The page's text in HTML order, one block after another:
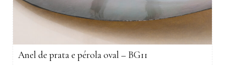
Anel de prata e pérola oval – BG11